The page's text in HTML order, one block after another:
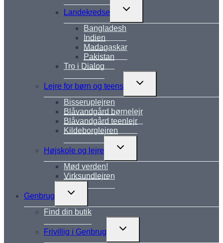
Landekredse
Skift
Bangladesh
Indien
Madagaskar
Pakistan
Tro i Dialog
Lejre for børn og teens
Skift
Bisseruplejren
Blåvandgård børnelejr
Blåvandgård teenlejr
Kildeborglejren
Højskole og lejre
Skift
Mød verden!
Virksundlejren
Genbrug
Skift
Find din butik
Frivillig i Genbrug
Skift